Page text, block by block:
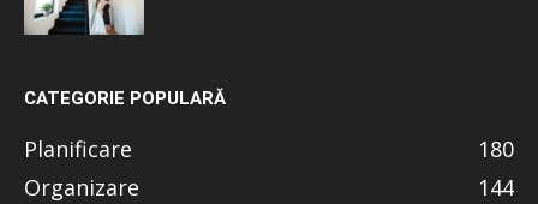
CATEGORIE POPULARĂ
Planificare
180
Organizare
144